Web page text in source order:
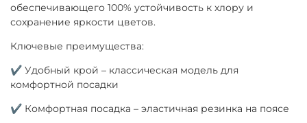
обеспечивающего 100% устойчивость к хлору и
сохранение яркости цветов.
Ключевые преимущества:
✔ Удобный крой – классическая модель для
комфортной посадки
✔ Комфортная посадка – эластичная резинка на поясе